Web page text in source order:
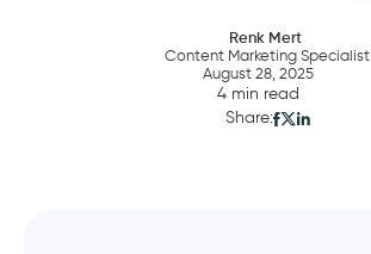
Renk Mert
Content Marketing Specialist
August 28, 2025
4 min read
Share: